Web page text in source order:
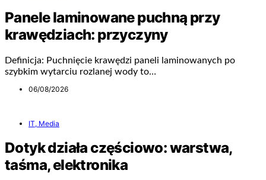
Panele laminowane puchną przy
krawędziach: przyczyny
Definicja: Puchnięcie krawędzi paneli laminowanych po
szybkim wytarciu rozlanej wody to…
06/08/2026
IT, Media
Dotyk działa częściowo: warstwa,
taśma, elektronika